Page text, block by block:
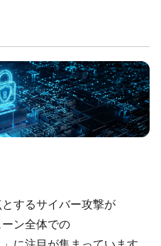
する​サイバー攻撃が​
ン全体での​